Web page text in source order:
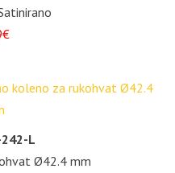
L
Ø42.4 mm